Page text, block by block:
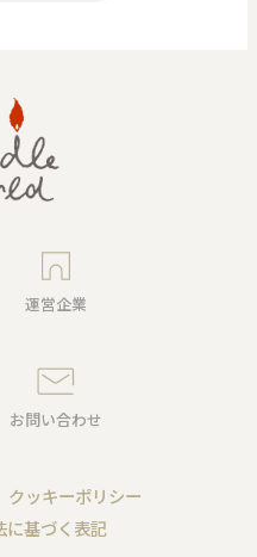
運営企業
お問い合わせ
クッキーポリシー
に基づく表記